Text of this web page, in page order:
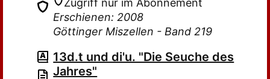
Zugriff nur im Abonnement
Erschienen: 2008
Göttinger Miszellen - Band 219
13d.t und di'u. "Die Seuche des
Jahres"